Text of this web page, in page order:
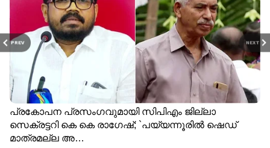
PREV NEXT
പെട്രോളൊഴിച്ചു; വീട്ടിൽക്കയറി
യുവാവിന്റെ പരാക്രമം